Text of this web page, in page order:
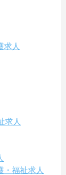
求人
求人
・福祉求人